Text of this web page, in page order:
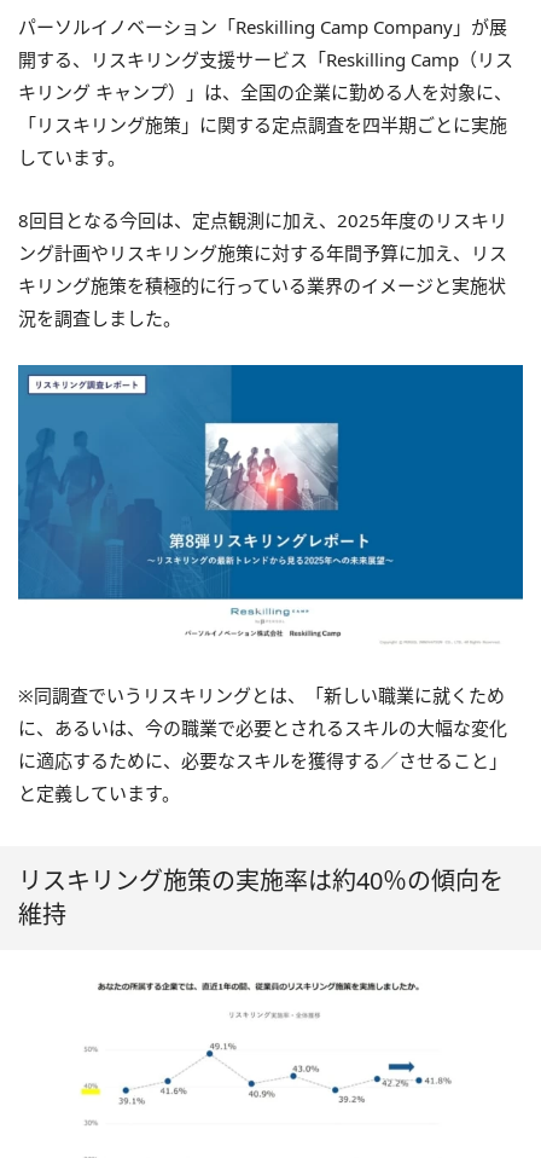
パーソルイノベーション「Reskilling Camp Company」が展
開する、リスキリング支援サービス「Reskilling Camp（リス
キリング キャンプ）」は、全国の企業に勤める人を対象に、
「リスキリング施策」に関する定点調査を四半期ごとに実施
しています。
8回目となる今回は、定点観測に加え、2025年度のリスキリ
ング計画やリスキリング施策に対する年間予算に加え、リス
キリング施策を積極的に行っている業界のイメージと実施状
況を調査しました。
※同調査でいうリスキリングとは、「新しい職業に就くため
に、あるいは、今の職業で必要とされるスキルの大幅な変化
に適応するために、必要なスキルを獲得する／させること」
と定義しています。
リスキリング施策の実施率は約40％の傾向を
維持